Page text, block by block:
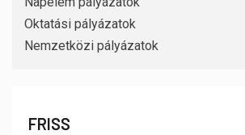
Oktatási pályázatok
Nemzetközi pályázatok
FRISS